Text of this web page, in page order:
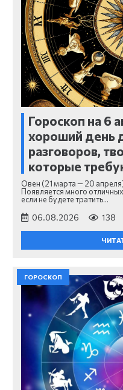
Гороскоп на 6
хороший день
разговоров,
которые
Овен (21 марта — 20
Появляется много
если не будете тратить…
06.08.2026 138
ГОРОСКОП